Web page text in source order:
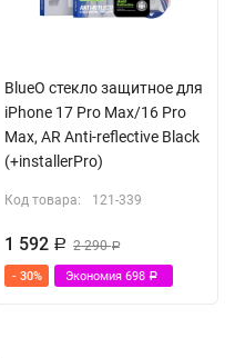
BlueO стекло защитное для
iPhone 17 Pro Max/16 Pro
Max, AR Anti-reflective Black
(+installerPro)
Код товара: 121-339
1 592 Р 2 290Р
- 30% Экономия 698 Р